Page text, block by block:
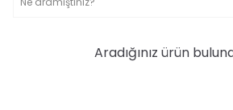
Aradığınız ürün